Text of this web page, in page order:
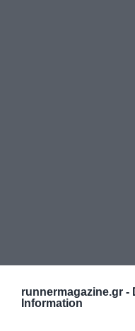
runnermagazine.gr -
Information